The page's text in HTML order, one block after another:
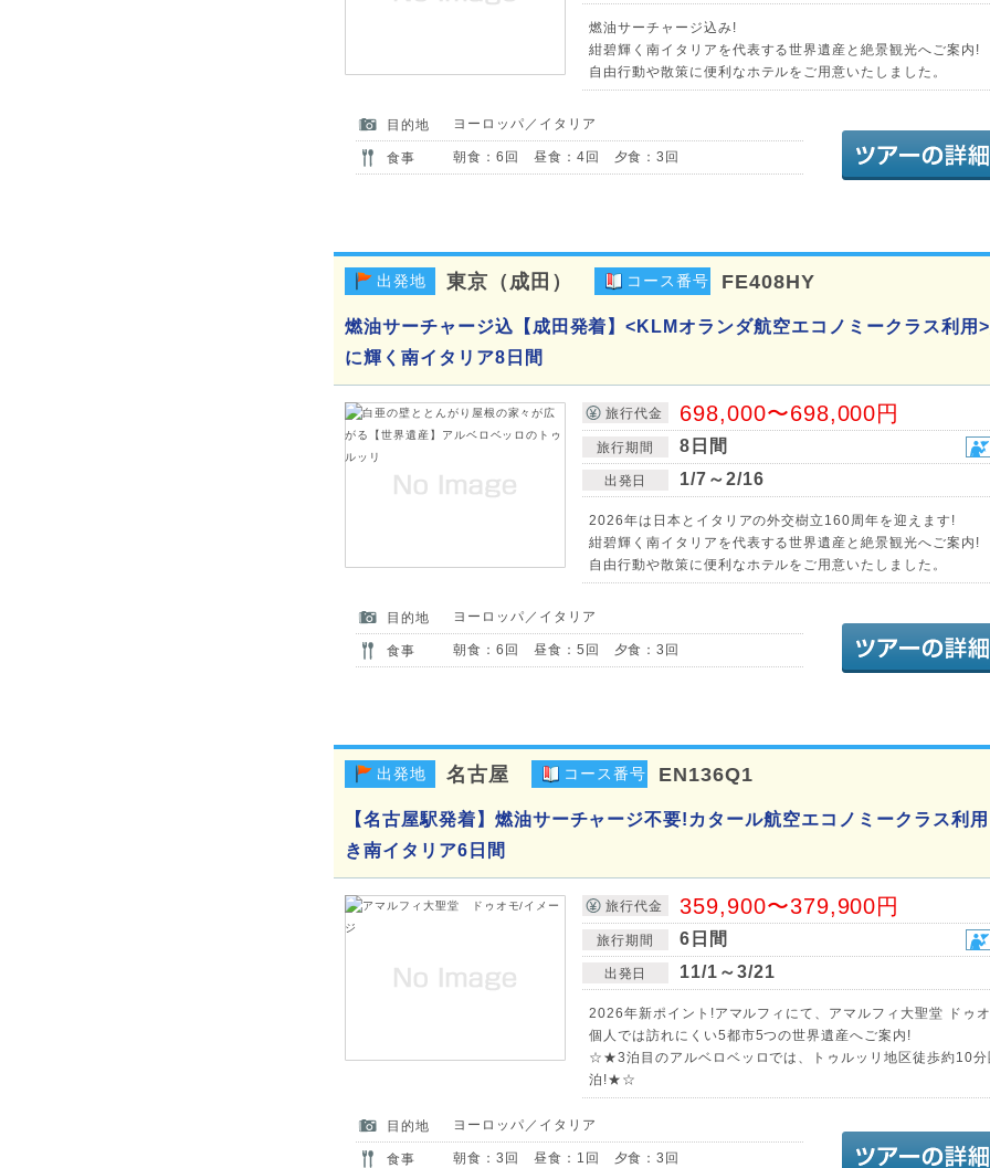
燃油サーチャージ込み!
紺碧輝く南イタリアを代表する世界遺産と絶景観光へご案内!
自由行動や散策に便利なホテルをご用意いたしました。
目的地 ヨーロッパ／イタリア
食事 朝食：6回 昼食：4回 夕食：3回
出発地 東京（成田） コース番号 FE408HY
燃油サーチャージ込【成田発着】<KLMオランダ航空エコノミークラス利用
に輝く南イタリア8日間
旅行代金 698,000〜698,000円
旅行期間 8日間
出発日 1/7～2/16
2026年は日本とイタリアの外交樹立160周年を迎えます!
紺碧輝く南イタリアを代表する世界遺産と絶景観光へご案内!
自由行動や散策に便利なホテルをご用意いたしました。
目的地 ヨーロッパ／イタリア
食事 朝食：6回 昼食：5回 夕食：3回
出発地 名古屋 コース番号 EN136Q1
【名古屋駅発着】燃油サーチャージ不要!カタール航空エコノミークラス利
き南イタリア6日間
旅行代金 359,900〜379,900円
旅行期間 6日間
出発日 11/1～3/21
2026年新ポイント!アマルフィにて、アマルフィ大聖堂 ドゥ
個人では訪れにくい5都市5つの世界遺産へご案内!
☆★3泊目のアルベロベッロでは、トゥルッリ地区徒歩約10分
泊!★☆
目的地 ヨーロッパ／イタリア
食事 朝食：3回 昼食：1回 夕食：3回